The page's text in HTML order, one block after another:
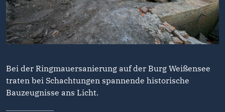
Bei der Ringmauersanierung auf der Burg Weißensee
traten bei Schachtungen spannende historische
Bauzeugnisse ans Licht.